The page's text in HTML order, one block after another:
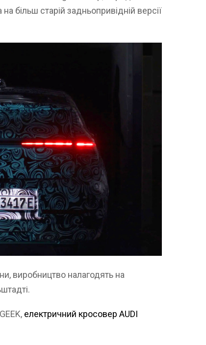
більш старій задньопривідній версії
виробництво налагодять на
електричний кросовер AUDI